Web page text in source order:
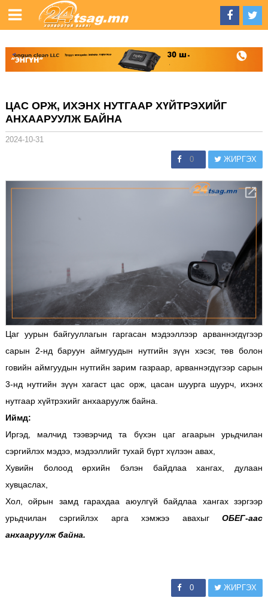
ЦАС ОРЖ, ИХЭНХ НУТГААР ХҮЙТРЭХИЙГ
АНХААРУУЛЖ БАЙНА
2024-10-31
0 ЖИРГЭХ
Цаг уурын байгууллагын гаргасан мэдээллээр арваннэгдүгээр
сарын 2-нд баруун аймгуудын нутгийн зүүн хэсэг, төв болон
говийн аймгуудын нутгийн зарим газраар, арваннэгдүгээр сарын
3-нд нутгийн зүүн хагаст цас орж, цасан шуурга шуурч, ихэнх
нутгаар хүйтрэхийг анхааруулж байна.
Иймд:
Иргэд, малчид тээвэрчид та бүхэн цаг агаарын урьдчилан
сэргийлэх мэдээ, мэдээллийг тухай бүрт хүлээн авах,
Хувийн болоод өрхийн бэлэн байдлаа хангах, дулаан
хувцаслах,
Хол, ойрын замд гарахдаа аюулгүй байдлаа хангах зэргээр
урьдчилан сэргийлэх арга хэмжээ авахыгОБЕГ-аас
анхааруулж байна.
0 ЖИРГЭХ